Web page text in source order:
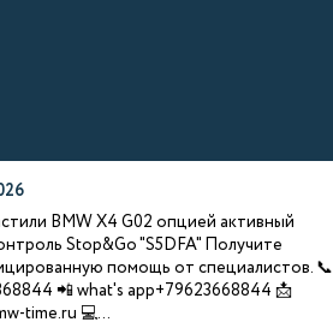
BMW X4 G02 опцией активный
Stop&Go "S5DFA" Получите
помощь от специалистов. 📞
📲 what's app+79623668844 📩
time.ru 💻...